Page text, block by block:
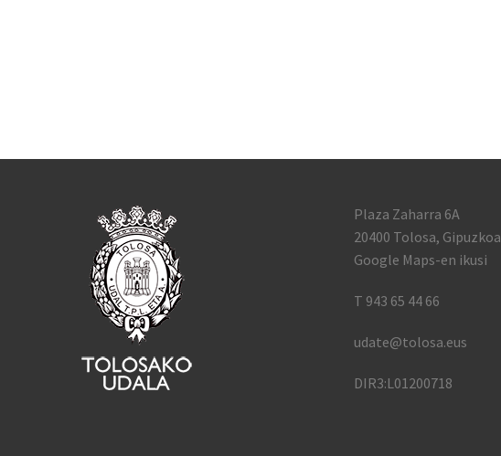
Plaza Zaharra 6A
20400 Tolosa, Gipuzkoa
Google Maps-en ikusi
T 943 65 44 66
udate@tolosa.eus
DIR3:L01200718